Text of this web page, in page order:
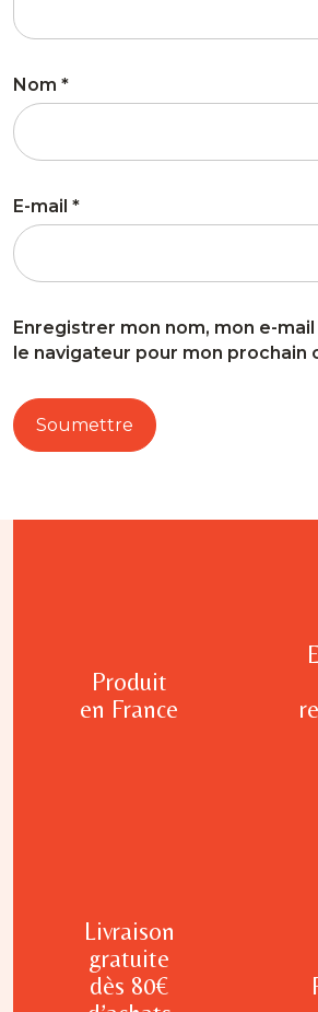
Nom *
E-mail *
Enregistrer mon nom, mon e-
le navigateur pour mon prochain
Produit
en France
Livraison
gratuite
dès 80€